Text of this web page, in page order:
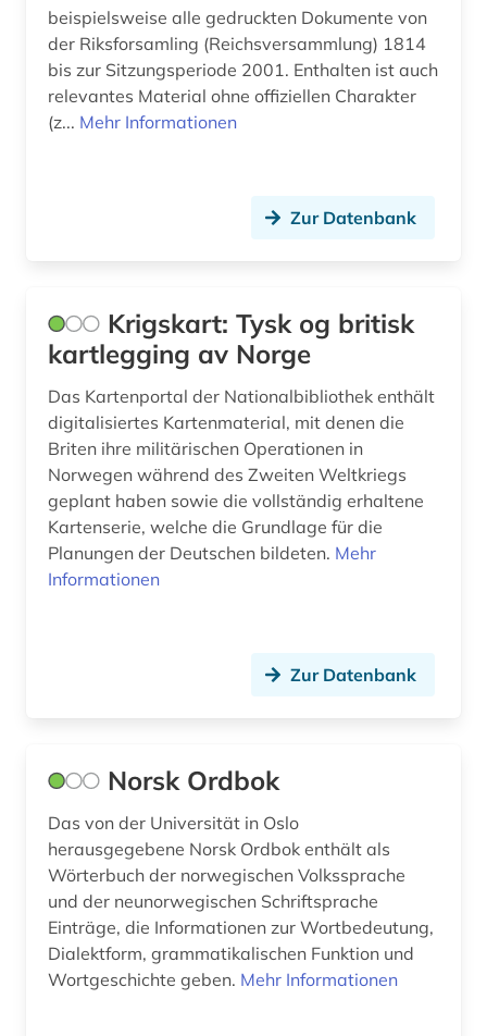
literaturtheorie (1)
ludvig holberg (1)
luftbild (2)
medienwissenschaft (1)
museum (1)
møre og romsdal (2)
naher osten (1)
nationalbibliografie (1)
nordeuropa (1)
nordische staaten (1)
nordland (3)
nordmøre (1)
nordnorwegen (1)
beispielsweise alle gedruckten Dokumente von
der Riksforsamling (Reichsversammlung) 1814
bis zur Sitzungsperiode 2001. Enthalten ist auch
relevantes Material ohne offiziellen Charakter
(z... Mehr Informationen
Zur Datenbank
Krigskart: Tysk og britisk
kartlegging av Norge
Das Kartenportal der Nationalbibliothek enthält
digitalisiertes Kartenmaterial, mit denen die
Briten ihre militärischen Operationen in
Norwegen während des Zweiten Weltkriegs
geplant haben sowie die vollständig erhaltene
Kartenserie, welche die Grundlage für die
Planungen der Deutschen bildeten. Mehr
Informationen
Zur Datenbank
Norsk Ordbok
Das von der Universität in Oslo
herausgegebene Norsk Ordbok enthält als
Wörterbuch der norwegischen Volkssprache
und der neunorwegischen Schriftsprache
Einträge, die Informationen zur Wortbedeutung,
Dialektform, grammatikalischen Funktion und
Wortgeschichte geben. Mehr Informationen